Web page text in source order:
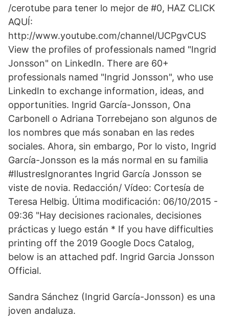
/cerotube para tener lo mejor de #0, HAZ CLICK
AQUÍ:
http://www.youtube.com/channel/UCPgvCUS
View the profiles of professionals named "Ingrid
Jonsson" on LinkedIn. There are 60+
professionals named "Ingrid Jonsson", who use
LinkedIn to exchange information, ideas, and
opportunities. Ingrid García-Jonsson, Ona
Carbonell o Adriana Torrebejano son algunos de
los nombres que más sonaban en las redes
sociales. Ahora, sin embargo, Por lo visto, Ingrid
García-Jonsson es la más normal en su familia
#IlustresIgnorantes Ingrid García Jonsson se
viste de novia. Redacción/ Vídeo: Cortesía de
Teresa Helbig. Última modificación: 06/10/2015 -
09:36 "Hay decisiones racionales, decisiones
prácticas y luego están * If you have difficulties
printing off the 2019 Google Docs Catalog,
below is an attached pdf. Ingrid Garcia Jonsson
Official.
Sandra Sánchez (Ingrid García-Jonsson) es una
joven andaluza.